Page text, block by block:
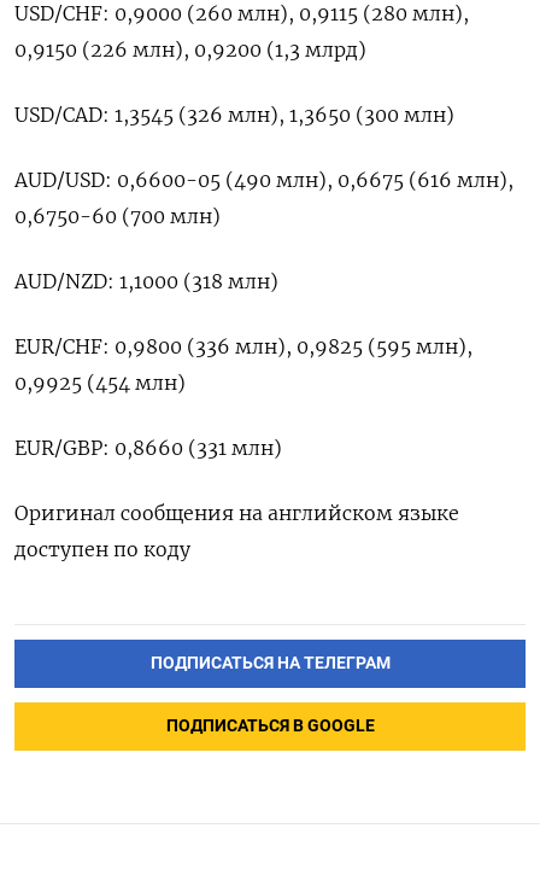
USD/CHF: 0,9000 (260 млн), 0,9115 (280 млн),
0,9150 (226 млн), 0,9200 (1,3 млрд)
USD/CAD: 1,3545 (326 млн), 1,3650 (300 млн)
AUD/USD: 0,6600-05 (490 млн), 0,6675 (616 млн),
0,6750-60 (700 млн)
AUD/NZD: 1,1000 (318 млн)
EUR/CHF: 0,9800 (336 млн), 0,9825 (595 млн),
0,9925 (454 млн)
EUR/GBP: 0,8660 (331 млн)
Оригинал сообщения на английском языке
доступен по коду
ПОДПИСАТЬСЯ НА ТЕЛЕГРАМ
ПОДПИСАТЬСЯ В GOOGLE